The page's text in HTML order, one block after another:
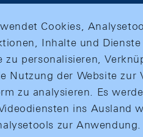
Cookies,
Inhalte und
zu personalisieren,
Nutzung der Website zur
zu analysieren. Es
ins Ausland
zur